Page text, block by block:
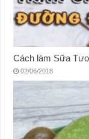
Cách làm Sữa
02/06/2018